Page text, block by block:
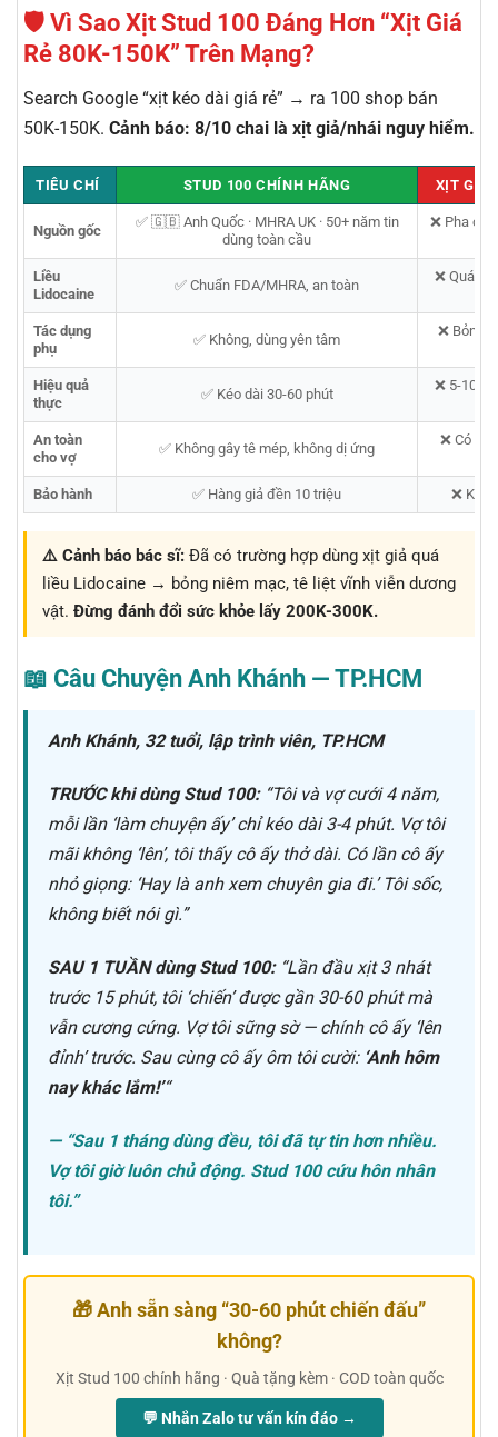
🛡️ Vì Sao Xịt Stud 100 Đáng Hơn “Xịt Giá
Rẻ 80K-150K” Trên Mạng?
Search Google “xịt kéo dài giá rẻ” → ra 100 shop bán
50K-150K. Cảnh báo: 8/10 chai là xịt giả/nhái nguy hiểm.
TIÊU CHÍ STUD 100 CHÍNH HÃNG XỊT GIÁ
Nguồn gốc
✅ 🇬🇧 Anh Quốc · MHRA UK · 50+ năm tin
dùng toàn cầu
❌ Pha
Liều
Lidocaine
✅ Chuẩn FDA/MHRA, an toàn
❌ Quá
Tác dụng
phụ
✅ Không, dùng yên tâm
❌ Bỏng
Hiệu quả
thực
✅ Kéo dài 30-60 phút
❌ 5-10
An toàn
cho vợ
✅ Không gây tê mép, không dị ứng
❌ Có
Bảo hành ✅ Hàng giả đền 10 triệu ❌
⚠️ Cảnh báo bác sĩ: Đã có trường hợp dùng xịt giả quá
liều Lidocaine → bỏng niêm mạc, tê liệt vĩnh viễn dương
vật. Đừng đánh đổi sức khỏe lấy 200K-300K.
📖 Câu Chuyện Anh Khánh — TP.HCM
Anh Khánh, 32 tuổi, lập trình viên, TP.HCM
TRƯỚC khi dùng Stud 100:“Tôi và vợ cưới 4 năm,
mỗi lần ‘làm chuyện ấy’ chỉ kéo dài 3-4 phút. Vợ tôi
mãi không ‘lên’, tôi thấy cô ấy thở dài. Có lần cô ấy
nhỏ giọng: ‘Hay là anh xem chuyên gia đi.’Tôi sốc,
không biết nói gì.”
SAU 1 TUẦN dùng Stud 100:“Lần đầu xịt 3 nhát
trước 15 phút, tôi ‘chiến’ được gần 30-60 phút mà
vẫn cương cứng. Vợ tôi sững sờ — chính cô ấy ‘lên
đỉnh’ trước. Sau cùng cô ấy ôm tôi cười: ‘Anh hôm
nay khác lắm!’“
— “Sau 1 tháng dùng đều, tôi đã tự tin hơn nhiều.
Vợ tôi giờ luôn chủ động. Stud 100 cứu hôn nhân
tôi.”
🎁 Anh sẵn sàng “30-60 phút chiến đấu”
không?
Xịt Stud 100 chính hãng · Quà tặng kèm · COD toàn quốc
💬 Nhắn Zalo tư vấn kín đáo →